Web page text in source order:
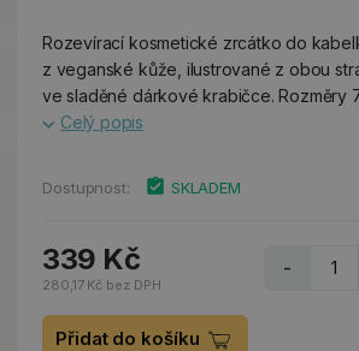
Rozevírací kosmetické zrcátko do
z veganské kůže, ilustrované z obou
ve sladěné dárkové krabičce. Rozměry
Celý popis
Dostupnost: SKLADEM
339 Kč
280,17 Kč bez DPH
-
Přidat do košíku